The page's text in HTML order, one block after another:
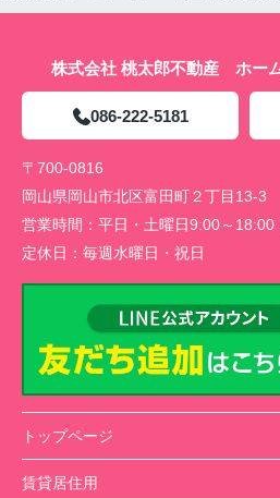
株式会社 桃太郎不動産 ホー
086-222-5181
〒700-0816
岡山県岡山市北区富田町２丁目13-3
営業時間： 平日・土曜日9:00～
定休日： 毎週水曜日・祝日
トップページ
賃貸居住用